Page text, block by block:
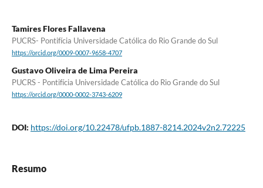
Tamires Flores Fallavena
PUCRS- Pontifícia Universidade Católica do Rio Grande do Sul
https://orcid.org/0009-0007-9658-4707
Gustavo Oliveira de Lima Pereira
PUCRS - Pontifícia Universidade Católica do Rio Grande do Sul
https://orcid.org/0000-0002-3743-6209
DOI: https://doi.org/10.22478/ufpb.1887-8214.2024v2n2.72225
Resumo